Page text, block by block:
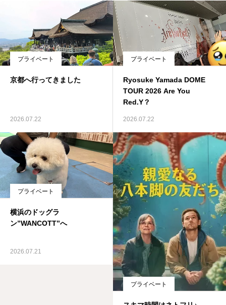
プライベート
京都へ行ってきました
2026.07.22
プライベート
Ryosuke Yamada DOME
TOUR 2026 Are You
Red.Y？
2026.07.22
プライベート
横浜のドッグラ
ン”WANCOTT”へ
2026.07.21
プライベート